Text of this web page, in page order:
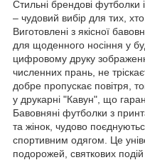
Стильні брендові футболки
– чудовий вибір для тих,
Виготовлені з якісної
для щоденного носіння у
цифровому друку
численних прань, не
добре пропускає повітря,
у друкарні "Кавун", що
Бавовняні футболки з
та жінок, чудово
спортивним одягом. Це
подорожей, святкових